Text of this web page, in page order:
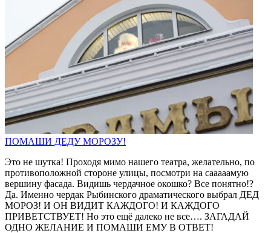
ПОМАШИ ДЕДУ МОРОЗУ!
Это не шутка! Проходя мимо нашего театра, желательно, по
противоположной стороне улицы, посмотри на сааааамую
вершину фасада. Видишь чердачное окошко? Все понятно!?
Да. Именно чердак Рыбинского драматического выбрал ДЕД
МОРОЗ! И ОН ВИДИТ КАЖДОГО! И КАЖДОГО
ПРИВЕТСТВУЕТ! Но это ещё далеко не все…. ЗАГАДАЙ
ОДНО ЖЕЛАНИЕ И ПОМАШИ ЕМУ В ОТВЕТ!